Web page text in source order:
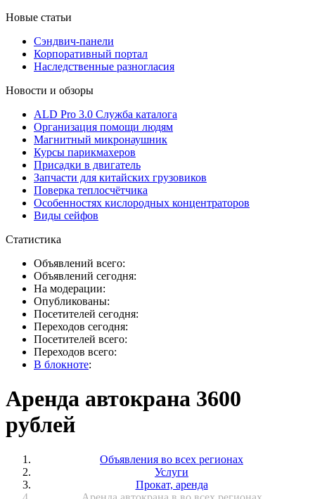
Новые статьи
Сэндвич-панели
Корпоративный портал
Наследственные разногласия
Новости и обзоры
ALD Pro 3.0 Служба каталога
Организация помощи людям
Магнитный микронаушник
Курсы парикмахеров
Присадки в двигатель
Запчасти для китайских грузовиков
Поверка теплосчётчика
Особенностях кислородных концентраторов
Виды сейфов
Статистика
Объявлений всего:
Объявлений сегодня:
На модерации:
Опубликованы:
Посетителей сегодня:
Переходов сегодня:
Посетителей всего:
Переходов всего:
В блокноте:
Аренда автокрана 3600
рублей
Объявления во всех регионах
Услуги
Прокат, аренда